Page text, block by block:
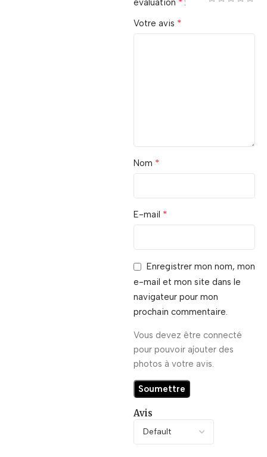
Avis
évaluation
Votre avis *
Nom *
E-mail *
Enregistrer mon nom, mon
e-mail et mon site dans le
navigateur pour mon
prochain commentaire.
Vous devez être connecté
pour pouvoir ajouter des
photos à votre avis.